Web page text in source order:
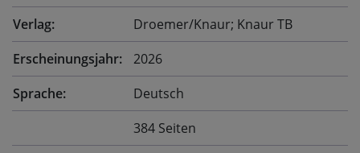
Verlag:
Droemer/Knaur; Knaur TB
Erscheinungsjahr:
2026
Sprache:
Deutsch
384 Seiten